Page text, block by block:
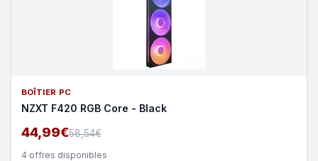
BOÎTIER PC
NZXT F420 RGB Core - Black
44,99€58,54€
4 offres disponibles